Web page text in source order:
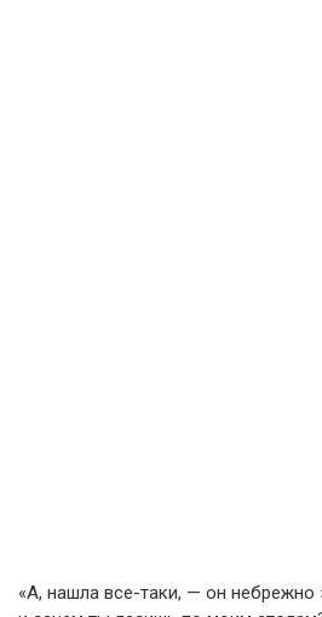
«А, нашла все-таки, — он